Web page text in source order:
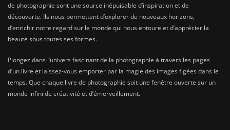
de photographie sont une source inépuisable d’inspiration et de
découverte. Ils nous permettent d’explorer de nouveaux horizons,
d’enrichir notre regard sur le monde qui nous entoure et d’apprécier la
beauté sous toutes ses formes.
Plongez dans l’univers fascinant de la photographie à travers les pages
d’un livre et laissez-vous emporter par la magie des images figées dans le
temps. Que chaque livre de photographie soit une fenêtre ouverte sur un
monde infini de créativité et d’émerveillement.